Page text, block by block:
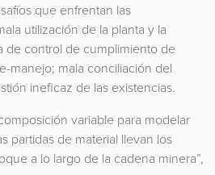
que enfrentan las
utilización de la planta y la
de control de cumplimiento de
manejo; mala conciliación del
ineficaz de las existencias.
variable para modelar
partidas de material llevan los
a lo largo de la cadena minera”,